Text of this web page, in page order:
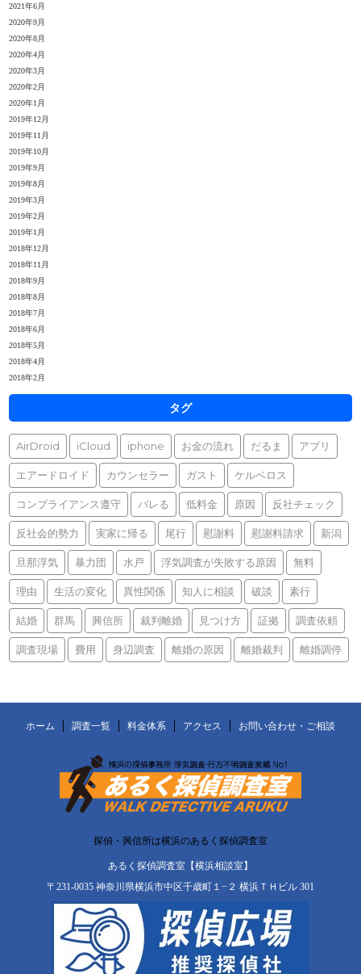
2021年6月
2020年9月
2020年8月
2020年4月
2020年3月
2020年2月
2020年1月
2019年12月
2019年11月
2019年10月
2019年9月
2019年8月
2019年3月
2019年2月
2019年1月
2018年12月
2018年11月
2018年9月
2018年8月
2018年7月
2018年6月
2018年5月
2018年4月
2018年2月
タグ
AirDroid iCloud iphone お金の流れ だるま アプリ
エアードロイド カウンセラー ガスト ケルベロス
コンプライアンス遵守 バレる 低料金 原因 反社チェック
反社会的勢力 実家に帰る 尾行 慰謝料 慰謝料請求 新潟
旦那浮気 暴力団 水戸 浮気調査が失敗する原因 無料
理由 生活の変化 異性関係 知人に相談 破談 素行
結婚 群馬 興信所 裁判離婚 見つけ方 証拠 調査依頼
調査現場 費用 身辺調査 離婚の原因 離婚裁判 離婚調停
ホーム 調査一覧 料金体系 アクセス お問い合わせ・ご相談
探偵・興信所は横浜のあるく探偵調査室
あるく探偵調査室【横浜相談室】
〒231-0035 神奈川県横浜市中区千歳町１−２ 横浜ＴＨビル 301